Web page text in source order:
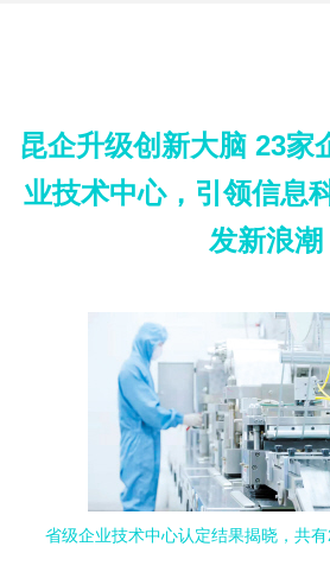
昆企升级创新大脑 23家
业技术中心，引领信息
发新浪潮
省级企业技术中心认定结果揭晓，共